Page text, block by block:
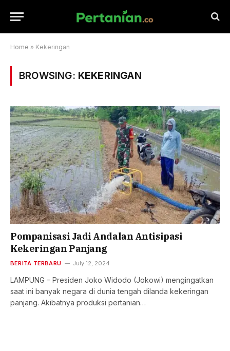
Home » Kekeringan
BROWSING: KEKERINGAN
Pompanisasi Jadi Andalan Antisipasi
Kekeringan Panjang
BERITA TERBARU July 12, 2024
LAMPUNG – Presiden Joko Widodo (Jokowi) mengingatkan
saat ini banyak negara di dunia tengah dilanda kekeringan
panjang. Akibatnya produksi pertanian…